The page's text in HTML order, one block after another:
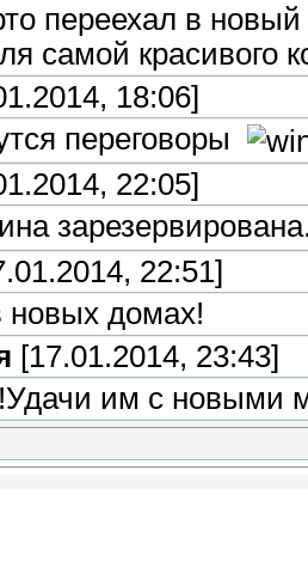
переехал в
самой красивого
18:06]
переговоры
22:05]
22:51]
новых домах!
[17.01.2014, 23:43]
им с новыми